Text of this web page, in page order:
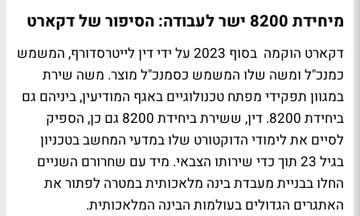
מיחידת 8200 ישר לעבודה: הסיפור של דקארט
דקארט הוקמה בסוף 2023 על ידי דין לייטרסדורף, המשמש
כמנכ"ל ומשה שלו המשמש כסמנכ"ל מוצר. משה שירת
במגוון תפקידי מפתח טכנולוגיים באגף המודיעין, ביניהם גם
ביחידת 8200. דין, ששירת ביחידת 8200 גם כן, הספיק
לסיים את לימודי הדוקטורט שלו במדעי המחשב בטכניון
בגיל 23 תוך כדי שירותו הצבאי. מיד עם שחרורם השניים
החלו בבניית מעבדת בינה מלאכותית במטרה לפתור את
האתגרים הגדולים בעולמות הבינה המלאכותית.